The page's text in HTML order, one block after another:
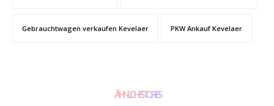
Gebrauchtwagen verkaufen Kevelaer PKW Ankauf Kevelaer
ÄHNLICHE STORIES